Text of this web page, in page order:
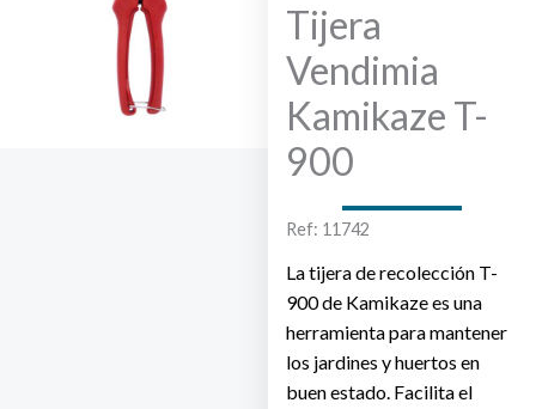
Tijera
Vendimia
Kamikaze T-
900
Ref: 11742
La tijera de recolección T-
900 de Kamikaze es una
herramienta para mantener
los jardines y huertos en
buen estado. Facilita el